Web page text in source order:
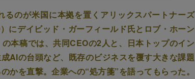
のが米国に本拠を置くアリックスパートナーズ
にデイビッド・ガーフィールド氏とロブ・ホーン
の本稿では、共同CEOの2人と、日本トップのイン
AIの台頭など、既存のビジネスを覆す大きな課題
かを直撃。企業への“処方箋”を語ってもらった。